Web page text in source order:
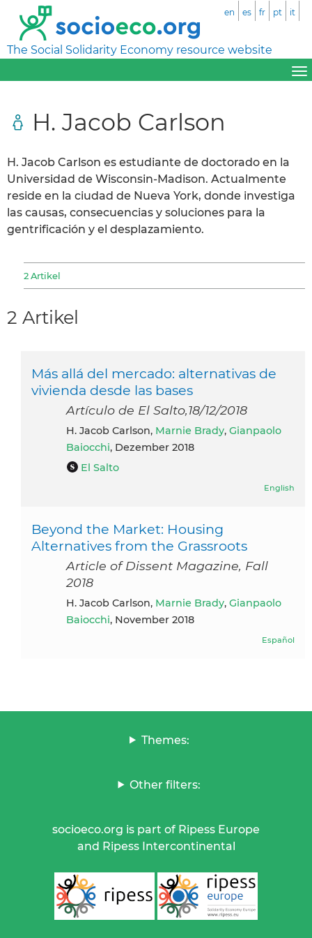
The Social Solidarity Economy resource website
en es fr pt it
H. Jacob Carlson
H. Jacob Carlson es estudiante de doctorado en la
Universidad de Wisconsin-Madison. Actualmente
reside en la ciudad de Nueva York, donde investiga
las causas, consecuencias y soluciones para la
gentrificación y el desplazamiento.
2 Artikel
2 Artikel
Más allá del mercado: alternativas de
vivienda desde las bases
Artículo de El Salto,18/12/2018
H. Jacob Carlson, Marnie Brady, Gianpaolo
Baiocchi, Dezember 2018
El Salto
English
Beyond the Market: Housing
Alternatives from the Grassroots
Article of Dissent Magazine, Fall
2018
H. Jacob Carlson, Marnie Brady, Gianpaolo
Baiocchi, November 2018
Español
Themes:
Other filters:
socioeco.org is part of Ripess Europe
and Ripess Intercontinental